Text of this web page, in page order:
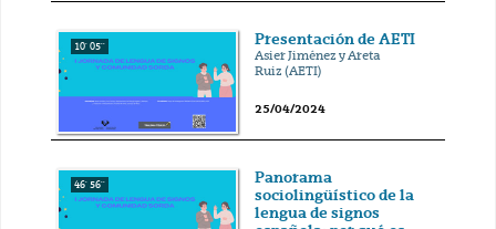
10' 05'' Presentación de AETI
Asier Jiménez y Areta
Ruiz (AETI)
25/04/2024
46' 56''
Panorama
sociolingüístico de la
lengua de signos